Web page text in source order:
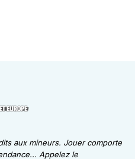
aux mineurs. Jouer comporte
Appelez le